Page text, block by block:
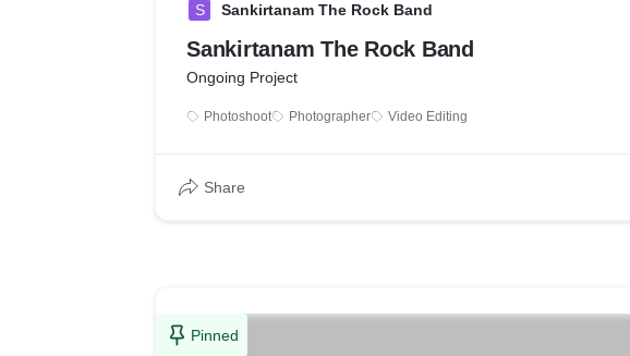
S Sankirtanam The Rock Band
Sankirtanam The Rock Band
Ongoing Project
Photoshoot Photographer Video Editing
Share
Pinned